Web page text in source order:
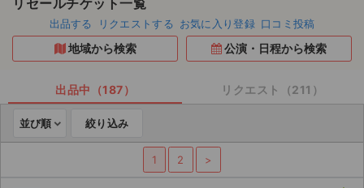
都道府県からチケットを探す
もうすぐ開催のチケット
チケットのリクエスト一覧
取扱チケット
ライブ・コンサート（国内）
リセールチケット一覧
出品する リクエストする お気に入り登録 口コミ投稿
地域から検索 公演・日程から検索
出品中（187） リクエスト（211）
並び順 絞り込み
1 2 >